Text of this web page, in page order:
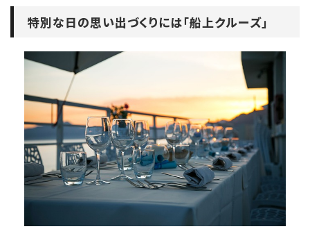
特別な日の思い出づくりには「船上クルーズ」